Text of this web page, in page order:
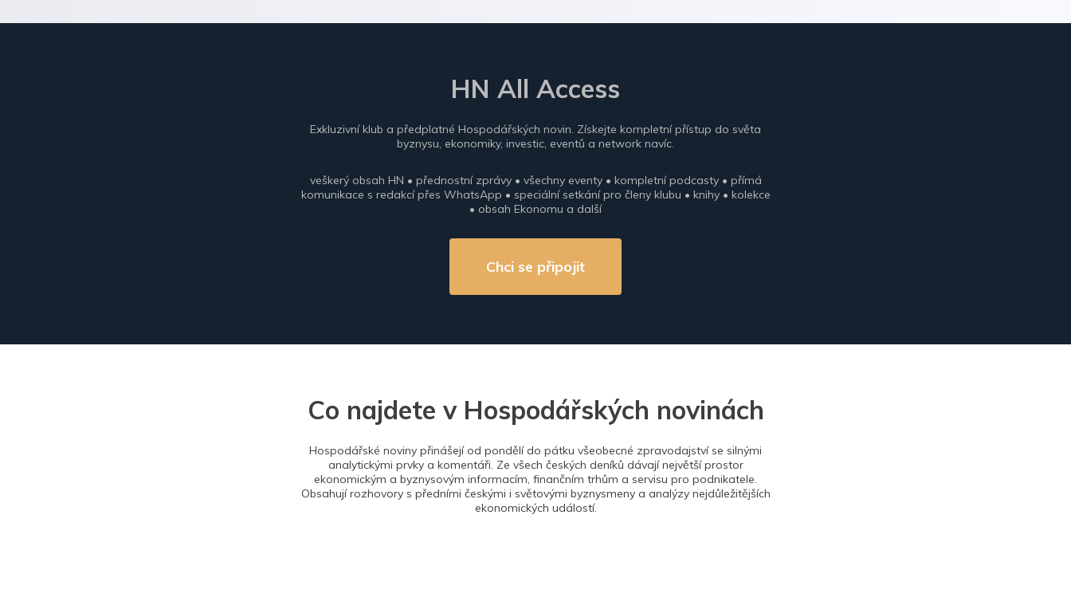
HN All Access
Exkluzivní klub a předplatné Hospodářských novin. Získejte kompletní přístup do světa
byznysu, ekonomiky, investic, eventů a network navíc.
veškerý obsah HN • přednostní zprávy • všechny eventy • kompletní podcasty • přímá
komunikace s redakcí přes WhatsApp • speciální setkání pro členy klubu • knihy • kolekce
• obsah Ekonomu a další
Chci se připojit
Co najdete v Hospodářských novinách
Hospodářské noviny přinášejí od pondělí do pátku všeobecné zpravodajství se silnými
analytickými prvky a komentáři. Ze všech českých deníků dávají největší prostor
ekonomickým a byznysovým informacím, finančním trhům a servisu pro podnikatele.
Obsahují rozhovory s předními českými i světovými byznysmeny a analýzy nejdůležitějších
ekonomických událostí.